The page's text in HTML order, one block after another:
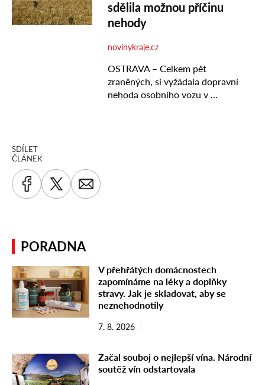
SDÍLET
ČLÁNEK
PORADNA
V přehřátých domácnostech
zapomínáme na léky a doplňky
stravy. Jak je skladovat, aby se
neznehodnotily
7. 8. 2026
Začal souboj o nejlepší vína. Národní
soutěž vín odstartovala